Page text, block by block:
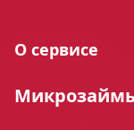
О сервисе